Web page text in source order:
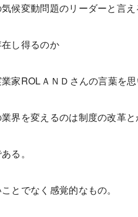
候変動問題のリーダーと言
し得るのか
家ROLＡＮＤさんの言葉を思
界を変えるのは制度の改革
る。
とでなく感覚的なもの。